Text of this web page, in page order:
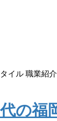
イル 職業紹
の福